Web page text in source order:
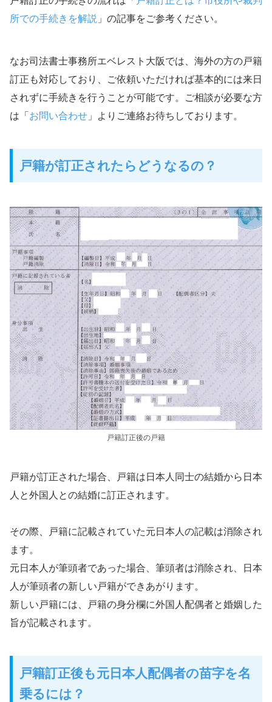
所での手続きを解説 」の記事をご参考ください。
なお司法書士事務所エベレスト大阪では、海外の方の戸籍
訂正も対応しており、ご依頼いただければ基本的には来日
されずに手続きを行うことが可能です。ご相談が必要な方
は「お問い合わせ 」よりご連絡お待ちしております。
戸籍が訂正されたらどうなるの？
戸籍訂正後の戸籍
戸籍が訂正された場合、戸籍は日本人同士の結婚から日本
人と外国人との結婚に訂正されます。
その際、戸籍に記載されていた元日本人の記載は消除され
ます。
元日本人が筆頭者であった場合、筆頭者は消除され、日本
人が筆頭者の新しい戸籍ができあがります。
新しい戸籍には、戸籍の身分欄に外国人配偶者と婚姻した
旨が記載されます。
戸籍訂正後も元日本人配偶者の苗字を名
乗るには？